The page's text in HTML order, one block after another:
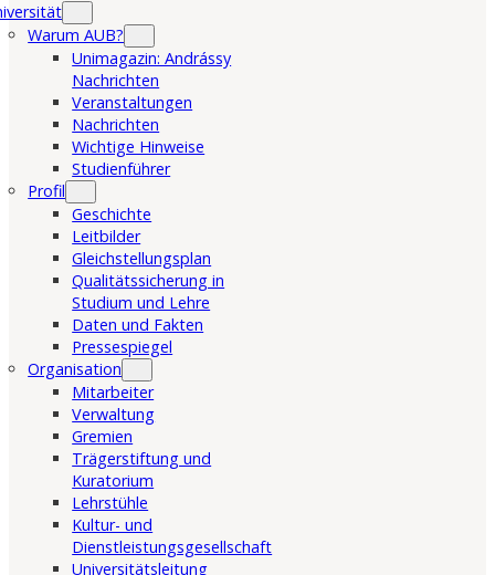
Warum AUB?
Unimagazin: Andrássy
Nachrichten
Veranstaltungen
Nachrichten
Wichtige Hinweise
Studienführer
Profil
Geschichte
Leitbilder
Gleichstellungsplan
Qualitätssicherung in
Studium und Lehre
Daten und Fakten
Pressespiegel
Organisation
Mitarbeiter
Verwaltung
Gremien
Trägerstiftung und
Kuratorium
Lehrstühle
Kultur- und
Dienstleistungsgesellschaft
Universitätsleitung